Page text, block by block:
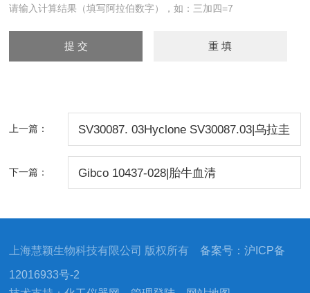
请输入计算结果（填写阿拉伯数字），如：三加四=7
上一篇： SV30087. 03Hyclone SV30087.03|乌拉圭
下一篇： Gibco 10437-028|胎牛血清
上海慧颖生物科技有限公司 版权所有备案号：沪ICP备
12016933号-2